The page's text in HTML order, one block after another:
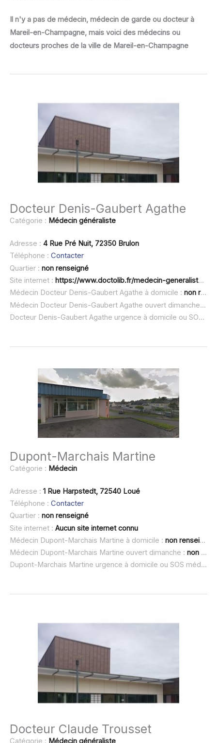
Il n'y a pas de médecin, médecin de garde ou docteur à
Mareil-en-Champagne, mais voici des médecins ou
docteurs proches de la ville de Mareil-en-Champagne
Docteur Denis-Gaubert Agathe
Catégorie : Médecin généraliste
Adresse : 4 Rue Pré Nuit, 72350 Brulon
Téléphone : Contacter
Quartier : non renseigné
Site internet : https://www.doctolib.fr/medecin-generaliste/brulon/agathe-denis-gaubert
Médecin Docteur Denis-Gaubert Agathe à domicile : non renseigné
Médecin Docteur Denis-Gaubert Agathe ouvert dimanche :
Docteur Denis-Gaubert Agathe urgence à domicile ou SOS médecin :
Dupont-Marchais Martine
Catégorie : Médecin
Adresse : 1 Rue Harpstedt, 72540 Loué
Téléphone : Contacter
Quartier : non renseigné
Site internet : Aucun site internet connu
Médecin Dupont-Marchais Martine à domicile : non renseigné
Médecin Dupont-Marchais Martine ouvert dimanche : non renseigné
Dupont-Marchais Martine urgence à domicile ou SOS médecin :
Docteur Claude Trousset
Catégorie : Médecin généraliste